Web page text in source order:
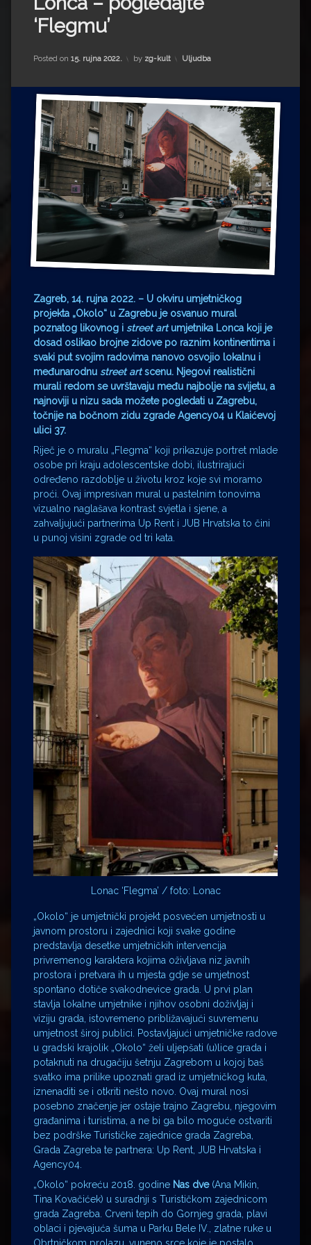
Impressum
Milenko Strižak
Drugi autori
Drugi autori
Ljiljana Lekanić-Kljaić
Željko Krznarić
Mario Lovreković
Miroslav Šantek
‘Flegmu’
Posted on 15. rujna 2022. by zg-kult Kategorije:
Uljudba
Zagreb, 14. rujna 2022. – U okviru umjetničkog
projekta „Okolo“ u Zagrebu je osvanuo mural
poznatog likovnog i street artumjetnika Lonca koji je
dosad oslikao brojne zidove po raznim kontinentima i
svaki put svojim radovima nanovo osvojio lokalnu i
međunarodnu street artscenu. Njegovi realistični
murali redom se uvrštavaju među najbolje na svijetu, a
najnoviji u nizu sada možete pogledati u Zagrebu,
točnije na bočnom zidu zgrade Agency04 u Klaićevoj
ulici 37.
Riječ je o muralu „Flegma“ koji prikazuje portret mlade
osobe pri kraju adolescentske dobi, ilustrirajući
određeno razdoblje u životu kroz koje svi moramo
proći. Ovaj impresivan mural u pastelnim tonovima
vizualno naglašava kontrast svjetla i sjene, a
zahvaljujući partnerima Up Rent i JUB Hrvatska to čini
u punoj visini zgrade od tri kata.
Lonac ‘Flegma’ / foto: Lonac
„Okolo“ je umjetnički projekt posvećen umjetnosti u
javnom prostoru i zajednici koji svake godine
predstavlja desetke umjetničkih intervencija
privremenog karaktera kojima oživljava niz javnih
prostora i pretvara ih u mjesta gdje se umjetnost
spontano dotiče svakodnevice grada. U prvi plan
stavlja lokalne umjetnike i njihov osobni doživljaj i
viziju grada, istovremeno približavajući suvremenu
umjetnost široj publici. Postavljajući umjetničke radove
u gradski krajolik „Okolo“ želi uljepšati (u)lice grada i
potaknuti na drugačiju šetnju Zagrebom u kojoj baš
svatko ima prilike upoznati grad iz umjetničkog kuta,
iznenaditi se i otkriti nešto novo. Ovaj mural nosi
posebno značenje jer ostaje trajno Zagrebu, njegovim
građanima i turistima, a ne bi ga bilo moguće ostvariti
bez podrške Turističke zajednice grada Zagreba,
Grada Zagreba te partnera: Up Rent, JUB Hrvatska i
Agency04.
„Okolo“ pokreću 2018. godine Nas dve(Ana Mikin,
Tina Kovačićek) u suradnji s Turističkom zajednicom
grada Zagreba. Crveni tepih do Gornjeg grada, plavi
oblaci i pjevajuća šuma u Parku Bele IV., zlatne ruke u